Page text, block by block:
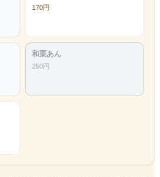
170円
和栗あん
250円